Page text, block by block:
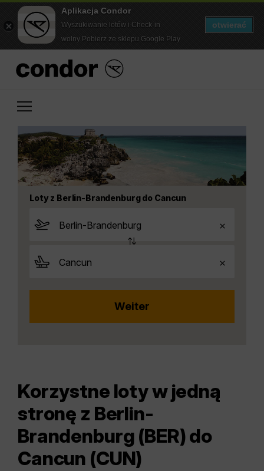
Aplikacja Condor
Wyszukiwanie lotów i Check-in
wolny Pobierz ze sklepu Google Play
otwierać
Loty z Berlin-Brandenburg do Cancun
Korzystne loty w jedną
stronę z Berlin-
Brandenburg (BER) do
Cancun (CUN)